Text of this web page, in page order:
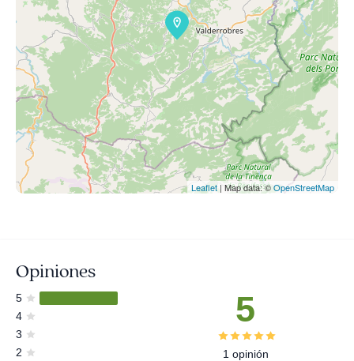
Leaflet | Map data: ©OpenStreetMap
Opiniones
5
4
3
2
5
1 opinión